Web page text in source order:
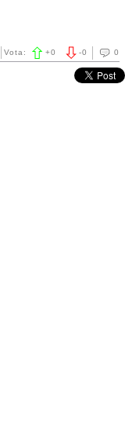
0
-0
Vota: +0